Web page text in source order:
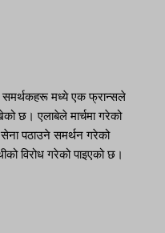
समर्थकहरू मध्ये एक फ्रान्सले
छ। एलाबेले मार्चमा गरेको
सेना पठाउने समर्थन गरेको
विरोध गरेको पाइएको छ।